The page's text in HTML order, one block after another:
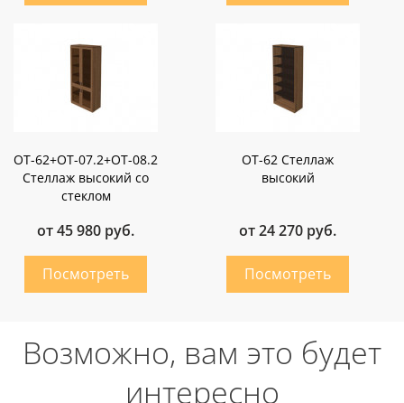
OT-62+ОТ-07.2+ОТ-08.2
Стеллаж высокий со
стеклом
от 45 980 руб.
OT-62 Стеллаж
высокий
от 24 270 руб.
Возможно, вам это будет
интересно